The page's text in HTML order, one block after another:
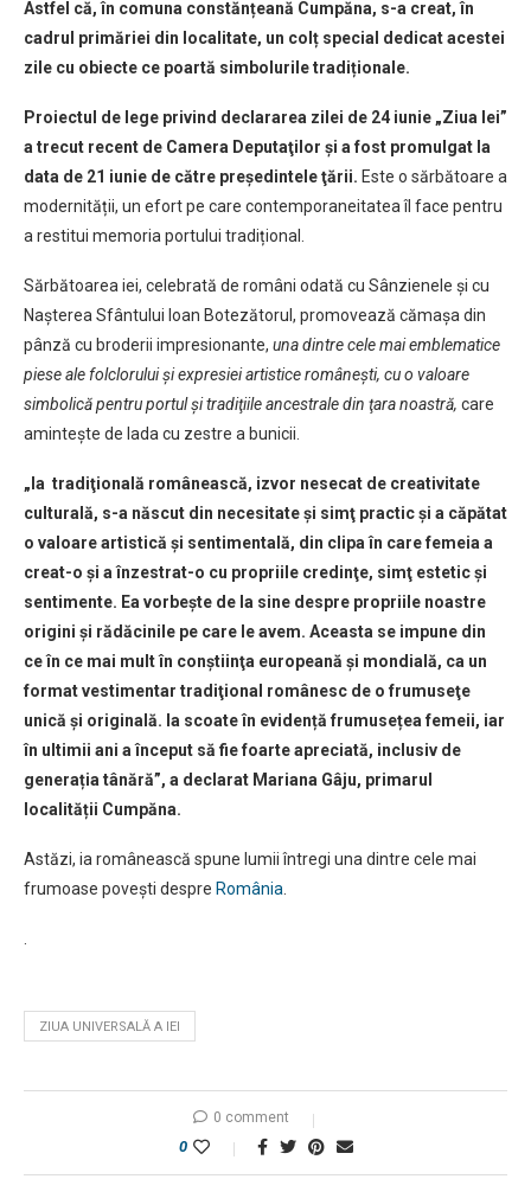
Astfel că, în comuna constănțeană Cumpăna, s-a creat, în
cadrul primăriei din localitate, un colț special dedicat acestei
zile cu obiecte ce poartă simbolurile tradiționale.
Proiectul de lege privind declararea zilei de 24 iunie „Ziua Iei”
a trecut recent de Camera Deputaţilor şi a fost promulgat la
data de 21 iunie de către preşedintele ţării. Este o sărbătoare a
modernității, un efort pe care contemporaneitatea îl face pentru
a restitui memoria portului tradițional.
Sărbătoarea iei, celebrată de români odată cu Sânzienele și cu
Nașterea Sfântului Ioan Botezătorul, promovează cămașa din
pânză cu broderii impresionante, una dintre cele mai emblematice
piese ale folclorului şi expresiei artistice româneşti, cu o valoare
simbolică pentru portul şi tradiţiile ancestrale din ţara noastră, care
amintește de lada cu zestre a bunicii.
„Ia tradiţională românească, izvor nesecat de creativitate
culturală, s-a născut din necesitate şi simţ practic şi a căpătat
o valoare artistică şi sentimentală, din clipa în care femeia a
creat-o şi a înzestrat-o cu propriile credinţe, simţ estetic şi
sentimente. Ea vorbește de la sine despre propriile noastre
origini și rădăcinile pe care le avem. Aceasta se impune din
ce în ce mai mult în conştiinţa europeană şi mondială, ca un
format vestimentar tradiţional românesc de o frumuseţe
unică şi originală. Ia scoate în evidență frumusețea femeii, iar
în ultimii ani a început să fie foarte apreciată, inclusiv de
generația tânără”, a declarat Mariana Gâju, primarul
localității Cumpăna.
Astăzi, ia românească spune lumii întregi una dintre cele mai
frumoase povești despre România
ZIUA UNIVERSALĂ A IEI
0 comment
0